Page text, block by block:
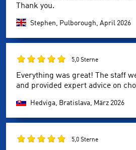
Thank you.
Stephen, Pulborough, April 2026
5,0 Sterne
Everything was great! The staff
and provided expert advice on
Hedviga, Bratislava, März 2026
5,0 Sterne